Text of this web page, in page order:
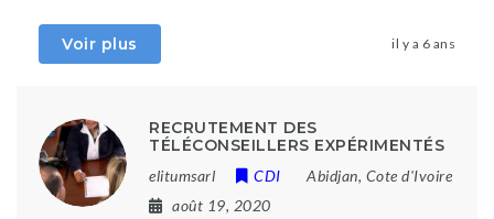
Voir plus il y a 6 ans
RECRUTEMENT DES
TÉLÉCONSEILLERS EXPÉRIMENTÉS
elitumsarl CDI
Abidjan, Cote d'Ivoire
août 19, 2020